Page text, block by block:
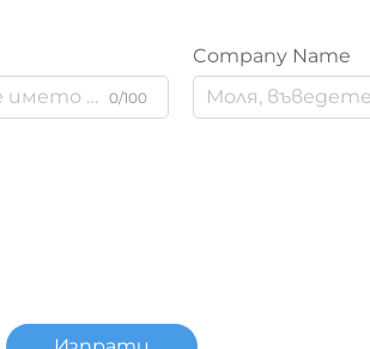
0/100
Company Name